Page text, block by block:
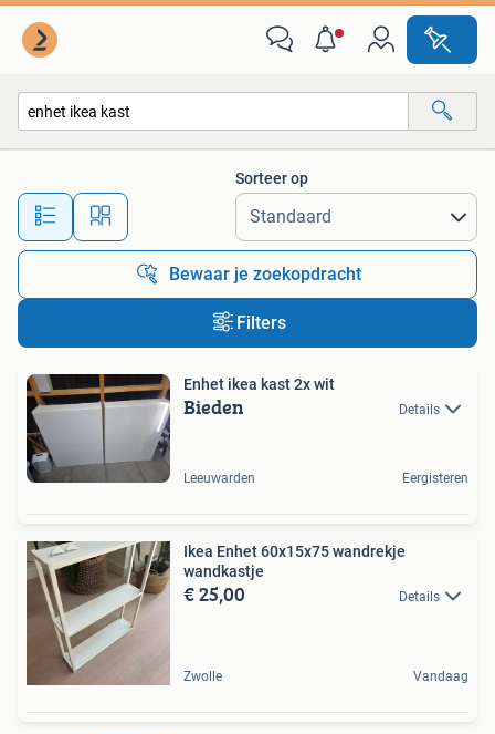
Alle afstanden…
Sorteer op
Bewaar je zoekopdracht
Filters
Enhet ikea kast 2x wit
Bieden Details
Leeuwarden Eergisteren
Ikea Enhet 60x15x75 wandrekje
wandkastje
€ 25,00 Details
Zwolle Vandaag